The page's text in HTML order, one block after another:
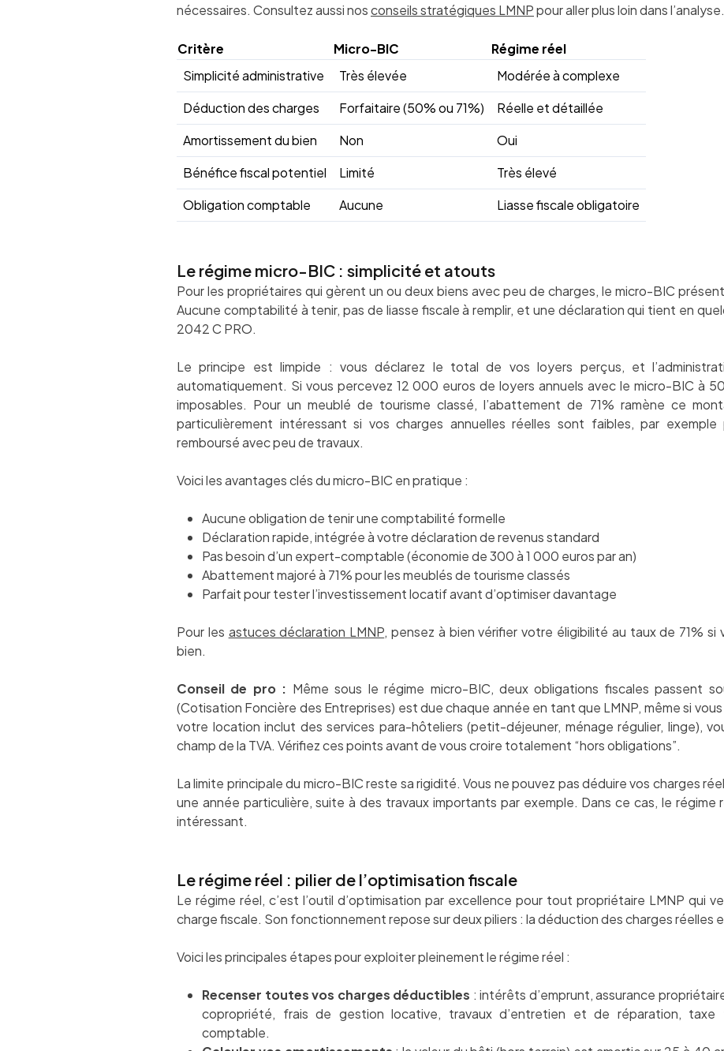
nécessaires. Consultez aussi nosconseils stratégiques LMNPpour aller plus loin dans l’analyse.
Critère Micro-BIC
Régime réel
Simplicité administrative
Très élevée
Modérée à complexe
Déduction des charges
Forfaitaire (50% ou 71%)
Réelle et détaillée
Amortissement du bien
Non
Oui
Bénéfice fiscal potentiel
Limité
Très élevé
Obligation comptable
Aucune Liasse fiscale obligatoire
Le régime micro-BIC : simplicité et atouts
Pour les propriétaires qui gèrent un ou deux biens avec peu de charges, le micro-BIC
Aucune comptabilité à tenir, pas de liasse fiscale à remplir, et une déclaration qui tient en
2042 C PRO.
Le principe est limpide : vous déclarez le total de vos loyers perçus, et
automatiquement. Si vous percevez 12 000 euros de loyers annuels avec le micro-BIC à
imposables. Pour un meublé de tourisme classé, l’abattement de 71% ramène ce
particulièrement intéressant si vos charges annuelles réelles sont faibles, par
remboursé avec peu de travaux.
Voici les avantages clés du micro-BIC en pratique :
Aucune obligation de tenir une comptabilité formelle
Déclaration rapide, intégrée à votre déclaration de revenus standard
Pas besoin d’un expert-comptable (économie de 300 à 1 000 euros par an)
Abattement majoré à 71% pour les meublés de tourisme classés
Parfait pour tester l’investissement locatif avant d’optimiser davantage
Pour les astuces déclaration LMNP, pensez à bien vérifier votre éligibilité au taux de 71%
bien.
Conseil de pro : Même sous le régime micro-BIC, deux obligations fiscales passent
(Cotisation Foncière des Entreprises) est due chaque année en tant que LMNP, même si vous
votre location inclut des services para-hôteliers (petit-déjeuner, ménage régulier, linge),
champ de la TVA. Vérifiez ces points avant de vous croire totalement “hors obligations”.
La limite principale du micro-BIC reste sa rigidité. Vous ne pouvez pas déduire vos charges
une année particulière, suite à des travaux importants par exemple. Dans ce cas, le régime
intéressant.
Le régime réel : pilier de l’optimisation fiscale
Le régime réel, c’est l’outil d’optimisation par excellence pour tout propriétaire LMNP qui
charge fiscale. Son fonctionnement repose sur deux piliers : la déduction des charges réelles
Voici les principales étapes pour exploiter pleinement le régime réel :
Recenser toutes vos charges déductibles : intérêts d’emprunt, assurance
copropriété, frais de gestion locative, travaux d’entretien et de réparation, taxe
comptable.